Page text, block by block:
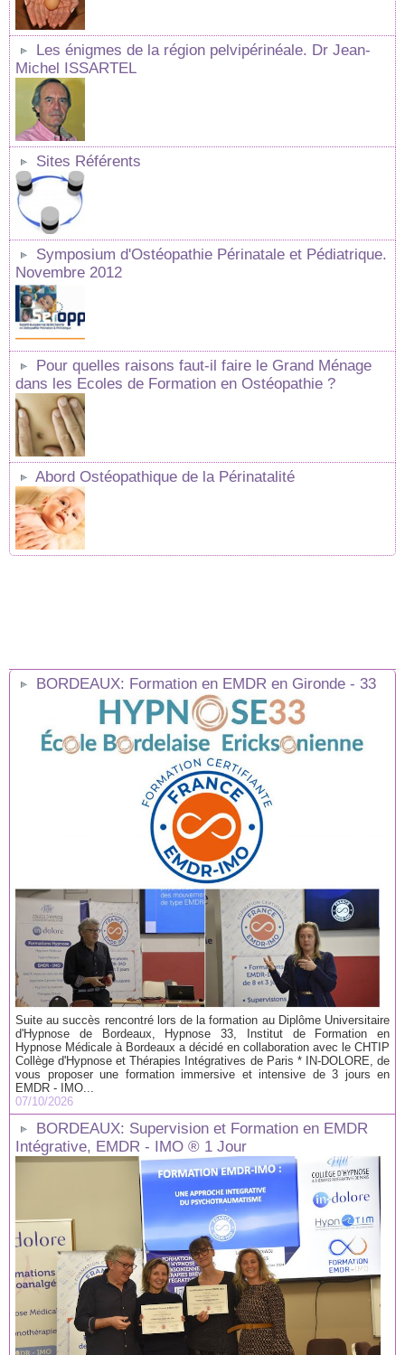
Les énigmes de la région pelvipérinéale. Dr Jean-
Michel ISSARTEL
Sites Référents
Symposium d'Ostéopathie Périnatale et Pédiatrique.
Novembre 2012
Pour quelles raisons faut-il faire le Grand Ménage
dans les Ecoles de Formation en Ostéopathie ?
Abord Ostéopathique de la Périnatalité
BORDEAUX: Formation en EMDR en Gironde - 33
Suite au succès rencontré lors de la formation au Diplôme Universitaire
d'Hypnose de Bordeaux, Hypnose 33, Institut de Formation en
Hypnose Médicale à Bordeaux a décidé en collaboration avec le CHTIP
Collège d'Hypnose et Thérapies Intégratives de Paris * IN-DOLORE, de
vous proposer une formation immersive et intensive de 3 jours en
EMDR - IMO...
07/10/2026
BORDEAUX: Supervision et Formation en EMDR
Intégrative, EMDR - IMO ® 1 Jour